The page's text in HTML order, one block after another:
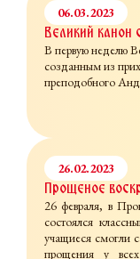
06.03.2023
Великий канон
В первую неделю
созданным из
преподобного
26.02.2023
Прощеное
26 февраля, в
состоялся
учащиеся смогли
прощения у